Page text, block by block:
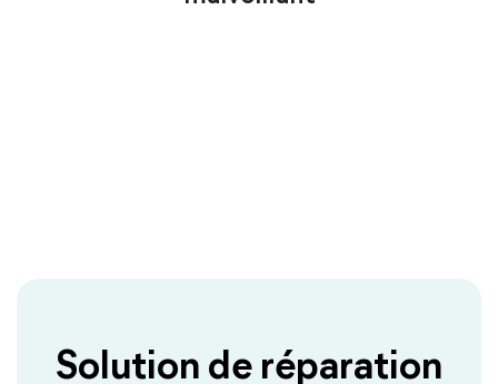
Solution de réparation